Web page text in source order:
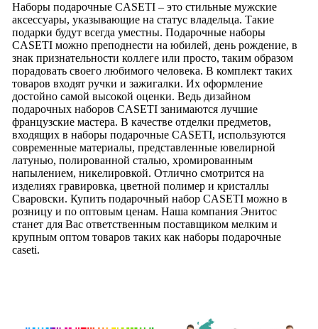
Наборы подарочные CASETI – это стильные мужские
аксессуары, указывающие на статус владельца. Такие
подарки будут всегда уместны. Подарочные наборы
CASETI можно преподнести на юбилей, день рождение, в
знак признательности коллеге или просто, таким образом
порадовать своего любимого человека. В комплект таких
товаров входят ручки и зажигалки. Их оформление
достойно самой высокой оценки. Ведь дизайном
подарочных наборов CASETI занимаются лучшие
французские мастера. В качестве отделки предметов,
входящих в наборы подарочные CASETI, используются
современные материалы, представленные ювелирной
латунью, полированной сталью, хромированным
напылением, никелировкой. Отлично смотрится на
изделиях гравировка, цветной полимер и кристаллы
Сваровски. Купить подарочный набор CASETI можно в
розницу и по оптовым ценам. Наша компания Энитос
станет для Вас ответственным поставщиком мелким и
крупным оптом товаров таких как наборы подарочные
caseti.